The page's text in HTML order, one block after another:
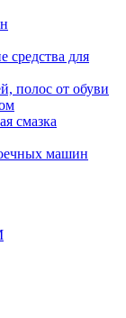
средства для
полос от обуви
смазка
машин